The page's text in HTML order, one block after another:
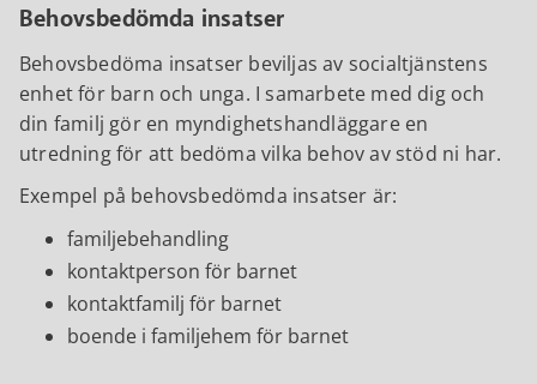
Behovsbedömda insatser
Behovsbedöma insatser beviljas av socialtjänstens
enhet för barn och unga. I samarbete med dig och
din familj gör en myndighetshandläggare en
utredning för att bedöma vilka behov av stöd ni har.
Exempel på behovsbedömda insatser är:
familjebehandling
kontaktperson för barnet
kontaktfamilj för barnet
boende i familjehem för barnet